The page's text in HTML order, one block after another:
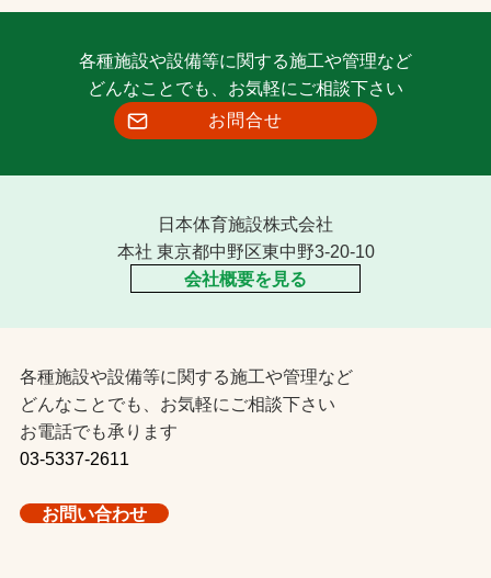
各種施設や設備等に関する施工や管理など
どんなことでも、お気軽にご相談下さい
お問合せ
日本体育施設株式会社
本社 東京都中野区東中野3-20-10
会社概要を見る
各種施設や設備等に関する施工や管理など
どんなことでも、お気軽にご相談下さい
お電話でも承ります
03-5337-2611
お問い合わせ